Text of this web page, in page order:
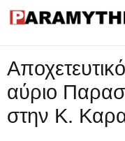
Τεχνολογία
Ροή
αύριο
στην Κ.